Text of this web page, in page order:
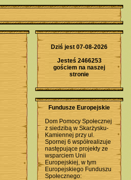
Dziś jest 07-08-2026
Jesteś 2466253
gościem na naszej
stronie
Fundusze Europejskie
Dom Pomocy Społecznej
z siedzibą w Skarżysku-
Kamiennej przy ul.
Spornej 6 współrealizuje
następujące projekty ze
wsparciem Unii
Europejskiej, w tym
Europejskiego Funduszu
Społecznego: